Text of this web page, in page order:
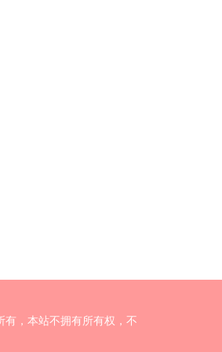
有，本站不拥有所有权，不